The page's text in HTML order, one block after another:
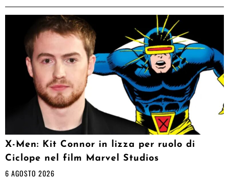
X-Men: Kit Connor in lizza per ruolo di
Ciclope nel film Marvel Studios
6 AGOSTO 2026